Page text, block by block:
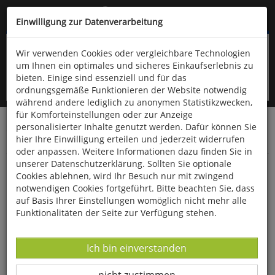
Kompletten Head der Seite überspringen
oder (06766) 9323-960
Startseite
Gesundheit & Wohlbefinden
Salben & Tinkturen
Nachtkerzen-Balsam
Einwilligung zur Datenverarbeitung
Wir verwenden Cookies oder vergleichbare Technologien
um Ihnen ein optimales und sicheres Einkaufserlebnis zu
bieten. Einige sind essenziell und für das
ordnungsgemäße Funktionieren der Website notwendig
während andere lediglich zu anonymen Statistikzwecken,
für Komforteinstellungen oder zur Anzeige
personalisierter Inhalte genutzt werden. Dafür können Sie
hier Ihre Einwilligung erteilen und jederzeit widerrufen
oder anpassen. Weitere Informationen dazu finden Sie in
unserer Datenschutzerklärung. Sollten Sie optionale
Cookies ablehnen, wird Ihr Besuch nur mit zwingend
notwendigen Cookies fortgeführt. Bitte beachten Sie, dass
auf Basis Ihrer Einstellungen womöglich nicht mehr alle
Funktionalitäten der Seite zur Verfügung stehen.
Datenverarbeitung -
Ich bin einverstanden